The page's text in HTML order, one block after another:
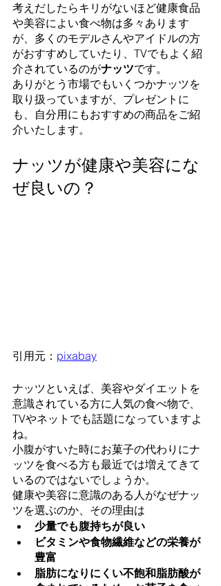
考えだしたらキリがないほど健康食品
や美容によい食べ物は多々あります
が、多くのモデルさんやアイドルの方
がおすすめしていたり、TVでもよく紹
介されているのがナッツです。
ありがとう市場でもいくつかナッツを
取り扱っていますが、プレゼントに
も、自分用にもおすすめの商品をご紹
介いたします。
ナッツが健康や美容にな
ぜ良いの？
引用元： pixabay
ナッツといえば、美容やダイエットを
意識されている方に人気の食べ物で、
TVやネットでも話題になっていますよ
ね。
小腹がすいた時にお菓子の代わりにナ
ッツを食べる方も最近では増えてきて
いるのではないでしょうか。
健康や美容に意識のある人がなぜナッ
ツを選ぶのか、その理由は
少量でも腹持ちが良い
ビタミンや食物繊維などの栄養が
豊富
脂肪になりにくい不飽和脂肪酸が